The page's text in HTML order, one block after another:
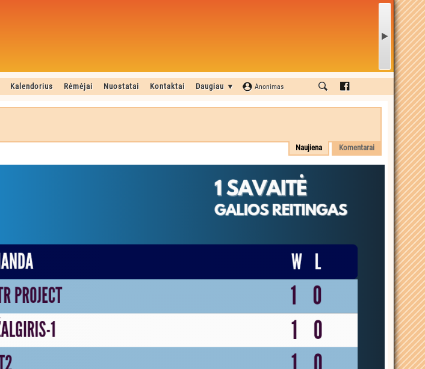
Kalendorius Rėmėjai Nuostatai Kontaktai Daugiau ▼ Anonimas
Naujiena Komentarai